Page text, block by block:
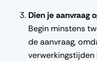
Dien je aanvraag
Begin minstens
de aanvraag,
verwerkingstijden